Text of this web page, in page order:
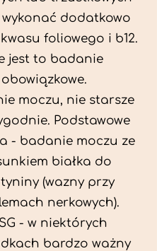
wykonać dodatkowo
foliowego i b12.
jest to badanie
obowiązkowe.
moczu, nie starsze
Podstawowe
- badanie moczu ze
białka do
(wazny przy
nerkowych).
- w niektórych
bardzo ważny